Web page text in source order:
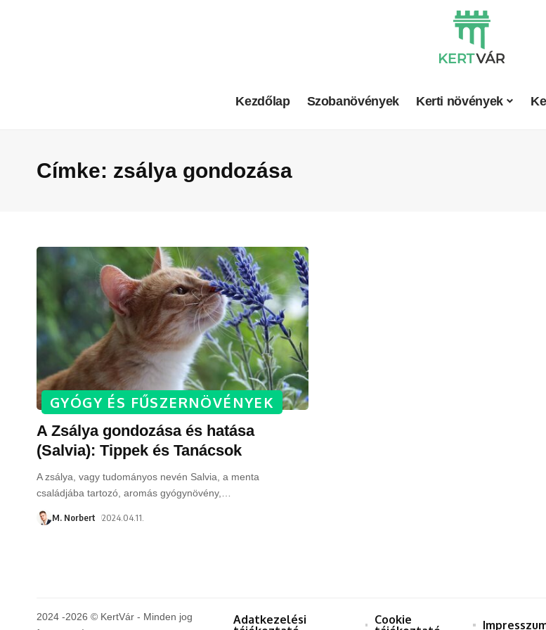
Kezdőlap Szobanövények Kerti növények
Címke: zsálya gondozása
GYÓGY ÉS FŰSZERNÖVÉNYEK
A Zsálya gondozása és hatása
(Salvia): Tippek és Tanácsok
A zsálya, vagy tudományos nevén Salvia, a menta
családjába tartozó, aromás gyógynövény,
M. Norbert 2024.04.11.
2024 -2026 © KertVár - Minden jog
Adatkezelési
Cookie